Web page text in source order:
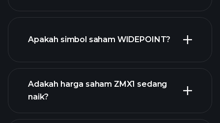
grafik lanjutan
Apakah simbol saham WIDEPOINT?
Adakah harga saham ZMX1 sedang
naik?